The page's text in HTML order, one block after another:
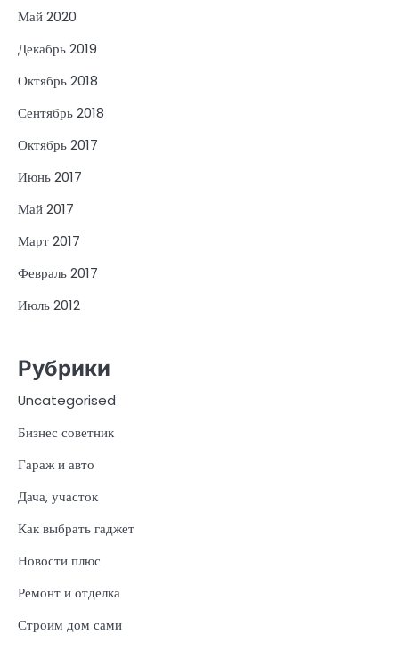
Май 2020
Декабрь 2019
Октябрь 2018
Сентябрь 2018
Октябрь 2017
Июнь 2017
Май 2017
Март 2017
Февраль 2017
Июль 2012
Рубрики
Uncategorised
Бизнес советник
Гараж и авто
Дача, участок
Как выбрать гаджет
Новости плюс
Ремонт и отделка
Строим дом сами